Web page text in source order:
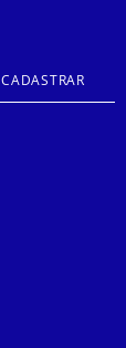
CADASTRAR